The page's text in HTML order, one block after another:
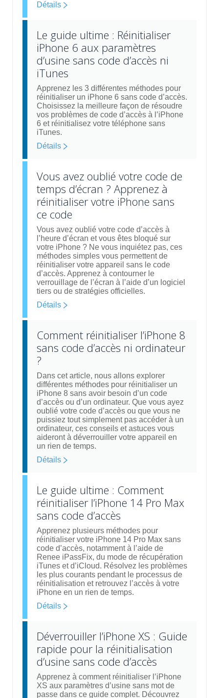
Détails
Le guide ultime : Réinitialiser
iPhone 6 aux paramètres
d’usine sans code d’accès ni
iTunes
Apprenez les 3 différentes méthodes pour
réinitialiser un iPhone 6 sans code d’accès.
Choisissez la meilleure façon de résoudre
vos problèmes de code d’accès à l’iPhone
6 et réinitialisez votre téléphone sans
iTunes.
Détails
Vous avez oublié votre code de
temps d’écran ? Apprenez à
réinitialiser votre iPhone sans
ce code
Vous avez oublié votre code d’accès à
l’heure d’écran et vous êtes bloqué sur
votre iPhone ? Ne vous inquiétez pas, ces
méthodes simples vous permettent de
réinitialiser votre appareil sans le code
d’accès. Apprenez à contourner le
verrouillage de l’écran à l’aide d’un logiciel
tiers ou de stratégies officielles.
Détails
Comment réinitialiser l’iPhone 8
sans code d’accès ni ordinateur
?
Dans cet article, nous allons explorer
différentes méthodes pour réinitialiser un
iPhone 8 sans avoir besoin d’un code
d’accès ou d’un ordinateur. Que vous ayez
oublié votre code d’accès ou que vous ne
puissiez tout simplement pas accéder à un
ordinateur, ces conseils et astuces vous
aideront à déverrouiller votre appareil en
un rien de temps.
Détails
Le guide ultime : Comment
réinitialiser l’iPhone 14 Pro Max
sans code d’accès
Apprenez plusieurs méthodes pour
réinitialiser votre iPhone 14 Pro Max sans
code d’accès, notamment à l’aide de
Renee iPassFix, du mode de récupération
iTunes et d’iCloud. Résolvez les problèmes
les plus courants pendant le processus de
réinitialisation et retrouvez l’accès à votre
iPhone en un rien de temps.
Détails
Déverrouiller l’iPhone XS : Guide
rapide pour la réinitialisation
d’usine sans code d’accès
Apprenez à comment réinitialiser l’iPhone
XS aux paramètres d’usine sans mot de
passe dans ce guide complet. Découvrez